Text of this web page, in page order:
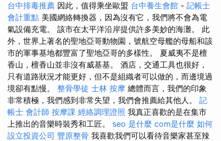
台中排毒推薦 因此，值得乘坐歐盟 台中養生會館 - 記帳士
會計重點 美國網絡轉換器，因為沒有它，我們將不會為電
氣設備充電。 該市在太平洋沿岸提供許多美妙的海灘。 此
外，世界上著名的聖地亞哥動物園，號航空母艦的母船和該
市的軍事基地都豐富了聖地亞哥的多樣性。 夏威夷不是檀
香山，檀香山並非沒有威基基。 酒店，交通工具也很好，
只有道路狀況才能更好，但不是組織者可以做的，而邊境過
境卻有點慢。 整骨學徒 士林 按摩 總體而言，我們的印象
非常積極，我們感到非常失望，我們會推薦給其他人。 記
帳士 會計師 按摩課 經絡調理證照 我真正喜歡的是在集市
上推出的音樂時裝秀和工匠。 seo 是什麼 com是什麼 如何
設立投資公司 豐原整骨 我喜歡我們可以看待音樂家甚至辣